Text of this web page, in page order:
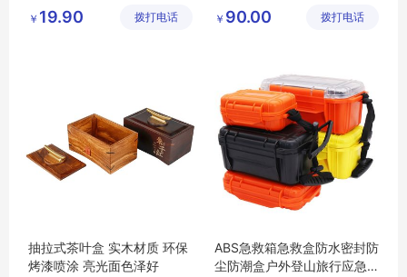
储物箱
械有限公
￥ 19.90 拨打电话
茶叶收纳盒
限公司
￥ 90.00 拨打电话
抽拉式茶叶盒 实木材质 环保
烤漆喷涂 亮光面色泽好
ABS急救箱急救盒防水密封防
尘防潮盒户外登山旅行应急